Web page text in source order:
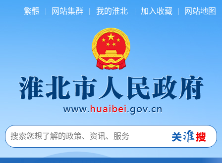
繁體 网站集群 我的淮北 加入收藏 网站地图